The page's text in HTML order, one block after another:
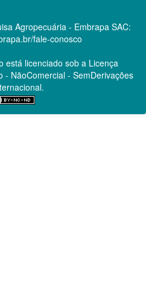
Agropecuária - Embrapa SAC:
fale-conosco
está licenciado sob a Licença
- NãoComercial - SemDerivações